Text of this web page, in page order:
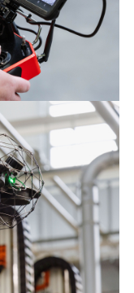
LINKEDIN
BETRIEBLICHE
X
LINKEDIN